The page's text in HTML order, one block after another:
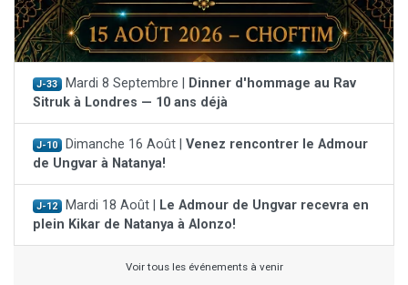
J-33 Mardi 8 Septembre |
Dinner d'hommage au Rav
Sitruk à Londres — 10 ans déjà
J-10 Dimanche 16 Août | Venez rencontrer le Admour
de Ungvar à Natanya!
J-12 Mardi 18 Août |
Le Admour de Ungvar recevra en
plein Kikar de Natanya à Alonzo!
Voir tous les événements à venir